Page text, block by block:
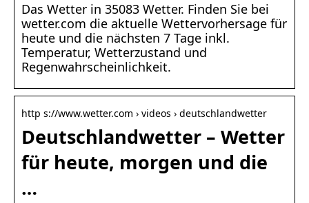
Das Wetter in 35083 Wetter. Finden Sie bei
wetter.com die aktuelle Wettervorhersage für
heute und die nächsten 7 Tage inkl.
Temperatur, Wetterzustand und
Regenwahrscheinlichkeit.
http s://www.wetter.com › videos › deutschlandwetter
Deutschlandwetter – Wetter
für heute, morgen und die
…